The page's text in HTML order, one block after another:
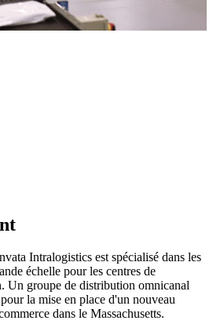
Intralogistics est spécialisé dans les
échelle pour les centres de
Un groupe de distribution omnicanal
la mise en place d'un nouveau
dans le Massachusetts.